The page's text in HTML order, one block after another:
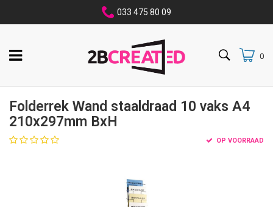
033 475 80 09
0
Folderrek Wand staaldraad 10 vaks A4
210x297mm BxH
OP VOORRAAD